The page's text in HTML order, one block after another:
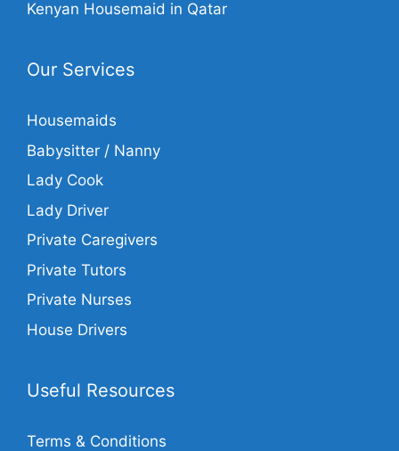
Kenyan Housemaid in Qatar
Our Services
Housemaids
Babysitter / Nanny
Lady Cook
Lady Driver
Private Caregivers
Private Tutors
Private Nurses
House Drivers
Useful Resources
Terms & Conditions